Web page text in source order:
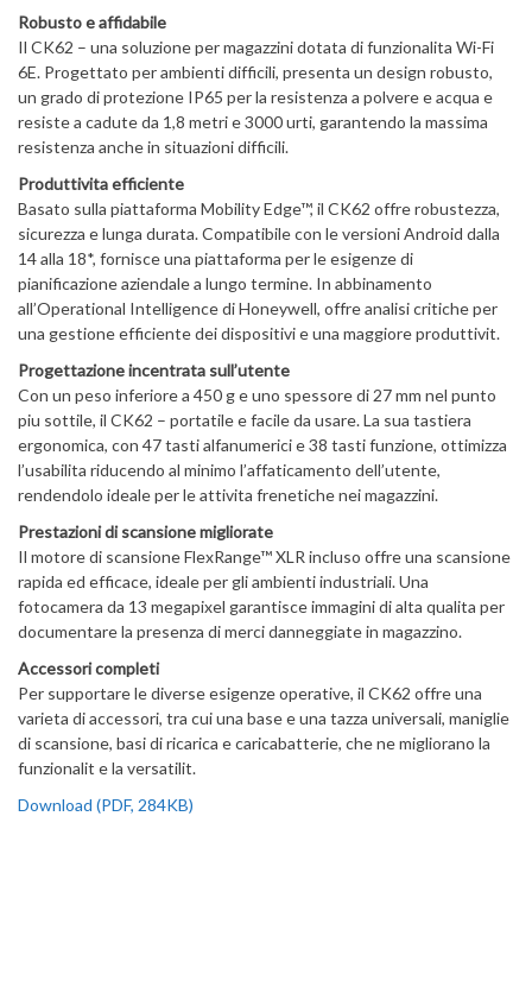
Robusto e affidabile
Il CK62 – una soluzione per magazzini dotata di funzionalita Wi-Fi
6E. Progettato per ambienti difficili, presenta un design robusto,
un grado di protezione IP65 per la resistenza a polvere e acqua e
resiste a cadute da 1,8 metri e 3000 urti, garantendo la massima
resistenza anche in situazioni difficili.
Produttivita efficiente
Basato sulla piattaforma Mobility Edge™, il CK62 offre robustezza,
sicurezza e lunga durata. Compatibile con le versioni Android dalla
14 alla 18*, fornisce una piattaforma per le esigenze di
pianificazione aziendale a lungo termine. In abbinamento
all’Operational Intelligence di Honeywell, offre analisi critiche per
una gestione efficiente dei dispositivi e una maggiore produttivit.
Progettazione incentrata sull’utente
Con un peso inferiore a 450 g e uno spessore di 27 mm nel punto
piu sottile, il CK62 – portatile e facile da usare. La sua tastiera
ergonomica, con 47 tasti alfanumerici e 38 tasti funzione, ottimizza
l’usabilita riducendo al minimo l’affaticamento dell’utente,
rendendolo ideale per le attivita frenetiche nei magazzini.
Prestazioni di scansione migliorate
Il motore di scansione FlexRange™ XLR incluso offre una scansione
rapida ed efficace, ideale per gli ambienti industriali. Una
fotocamera da 13 megapixel garantisce immagini di alta qualita per
documentare la presenza di merci danneggiate in magazzino.
Accessori completi
Per supportare le diverse esigenze operative, il CK62 offre una
varieta di accessori, tra cui una base e una tazza universali, maniglie
di scansione, basi di ricarica e caricabatterie, che ne migliorano la
funzionalit e la versatilit.
Download (PDF, 284KB)